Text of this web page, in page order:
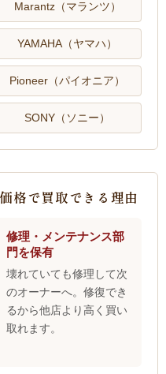
Marantz（マランツ）
YAMAHA（ヤマハ）
Pioneer（パイオニア）
SONY（ソニー）
格で買取できる理由
修理・メンテナンス部
門を保有
壊れていても修理して次
のオーナーへ。修復でき
るから他店より高く買い
取れます。